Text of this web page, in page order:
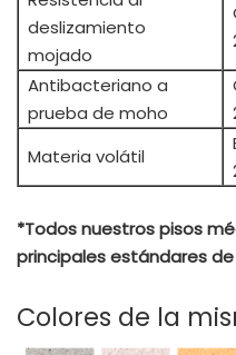
deslizamiento
mojado
Antibacteriano a
prueba de moho
Materia volátil
*Todos nuestros pisos
principales estándares
Colores de la